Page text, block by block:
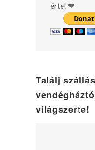
érte! ❤
Találj
világszerte!